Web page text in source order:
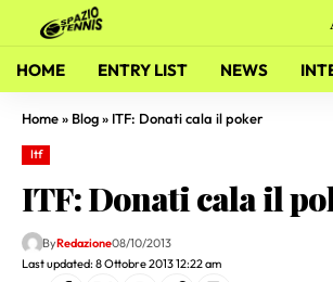
HOME ENTRY LIST NEWS
Home» Blog» ITF: Donati cala il poker
Itf
ITF: Donati cala il
Last updated: 8 Ottobre 2013 12:22 am
ByRedazione08/10/2013